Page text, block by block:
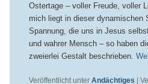
Ostertage – voller Freude, voller
mich liegt in dieser dynamischen
Spannung, die uns in Jesus
und wahrer Mensch – so haben
zweierlei Gestalt beschrieben.
Veröffentlicht unter Andächtiges |